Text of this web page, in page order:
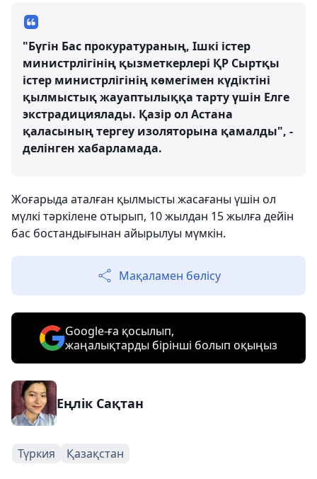
"Бүгін Бас прокуратураның, Ішкі істер
министрлігінің қызметкерлері ҚР Сыртқы
істер министрлігінің көмегімен күдіктіні
қылмыстық жауаптылыққа тарту үшін Елге
экстрадициялады. Қазір ол Астана
қаласының тергеу изоляторына қамалды", -
делінген хабарламада.
Жоғарыда аталған қылмысты жасағаны үшін ол
мүлкі тәркілене отырып, 10 жылдан 15 жылға дейін
бас бостандығынан айырылуы мүмкін.
Мақаламен бөлісу
Google-ға қосылып,
жаңалықтарды бірінші болып оқыңыз
Еңлік Сақтан
Түркия Қазақстан